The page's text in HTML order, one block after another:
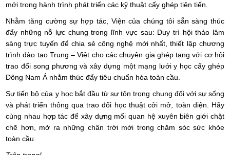
mới trong hành trình phát triển các kỹ thuật cấy ghép tiên tiến.
Nhằm tăng cường sự hợp tác, Viện của chúng tôi sẵn sàng thúc
đẩy những nỗ lực chung trong lĩnh vực sau: Duy trì hội thảo lâm
sàng trực tuyến để chia sẻ công nghệ mới nhất, thiết lập chương
trình đào tạo Trung – Việt cho các chuyên gia ghép tạng với cơ hội
trao đổi song phương và xây dựng một mạng lưới y học cấy ghép
Đông Nam Á nhằm thúc đẩy tiêu chuẩn hóa toàn cầu.
Sự tiến bộ của y học bắt đầu từ sự tôn trọng chung đối với sự sống
và phát triển thông qua trao đổi học thuật cởi mở, toàn diện. Hãy
cùng nhau hợp tác để xây dựng mối quan hệ xuyên biên giới chặt
chẽ hơn, mở ra những chân trời mới trong chăm sóc sức khỏe
toàn cầu.